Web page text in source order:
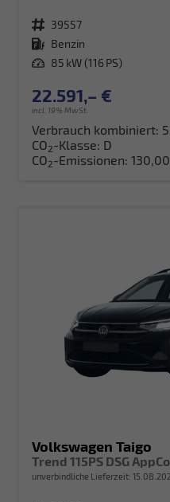
Fahrzeugnr. 39557
Kraftstoff Benzin
Leistung 85 kW (116 PS)
22.591,– €
incl. 19% MwSt.
Verbrauch kombiniert:
CO2-Klasse: D
CO2-Emissionen:
Volkswagen Taigo
unverbindliche Lieferzeit: